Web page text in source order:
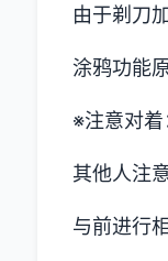
由于剃刀
涂鸦功能
※注意对着
其他人注
与前进行